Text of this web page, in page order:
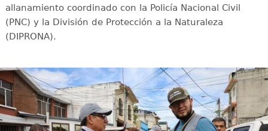
allanamiento coordinado con la Policía Nacional Civil
(PNC) y la División de Protección a la Naturaleza
(DIPRONA).